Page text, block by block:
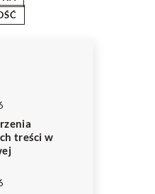
treści w